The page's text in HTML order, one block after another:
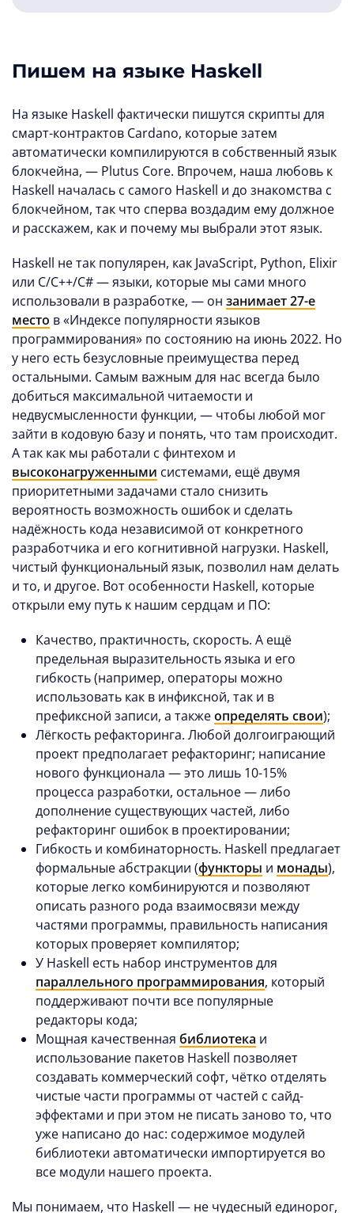
Пишем на языке Haskell
На языке Haskell фактически пишутся скрипты для
смарт-контрактов Cardano, которые затем
автоматически компилируются в собственный язык
блокчейна, — Plutus Core. Впрочем, наша любовь к
Haskell началась с самого Haskell и до знакомства с
блокчейном, так что сперва воздадим ему должное
и расскажем, как и почему мы выбрали этот язык.
Haskell не так популярен, как JavaScript, Python, Elixir
или C/C++/C# — языки, которые мы сами много
использовали в разработке, — он занимает 27-е
место в «Индексе популярности языков
программирования» по состоянию на июнь 2022. Но
у него есть безусловные преимущества перед
остальными. Самым важным для нас всегда было
добиться максимальной читаемости и
недвусмысленности функции, — чтобы любой мог
зайти в кодовую базу и понять, что там происходит.
А так как мы работали с финтехом и
высоконагруженными системами, ещё двумя
приоритетными задачами стало снизить
вероятность возможность ошибок и сделать
надёжность кода независимой от конкретного
разработчика и его когнитивной нагрузки. Haskell,
чистый функциональный язык, позволил нам делать
и то, и другое. Вот особенности Haskell, которые
открыли ему путь к нашим сердцам и ПО:
Качество, практичность, скорость. А ещё
предельная выразительность языка и его
гибкость (например, операторы можно
использовать как в инфиксной, так и в
префиксной записи, а такжеопределять свои);
Лёгкость рефакторинга. Любой долгоиграющий
проект предполагает рефакторинг; написание
нового функционала — это лишь 10-15%
процесса разработки, остальное — либо
дополнение существующих частей, либо
рефакторинг ошибок в проектировании;
Гибкость и комбинаторность. Haskell предлагает
формальные абстракции (функторы и монады),
которые легко комбинируются и позволяют
описать разного рода взаимосвязи между
частями программы, правильность написания
которых проверяет компилятор;
У Haskell есть набор инструментов для
параллельного программирования, который
поддерживают почти все популярные
редакторы кода;
Мощная качественная библиотека и
использование пакетов Haskell позволяет
создавать коммерческий софт, чётко отделять
чистые части программы от частей с сайд-
эффектами и при этом не писать заново то, что
уже написано до нас: содержимое модулей
библиотеки автоматически импортируется во
все модули нашего проекта.
Мы понимаем, что Haskell — не чудесный единорог,